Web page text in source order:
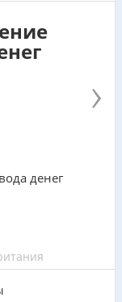
денег
›